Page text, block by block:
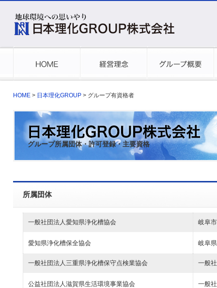
HOME > 日本理化GROUP > グループ有資格者
グループ所属団体・許可登録・主要資格
所属団体
一般社団法人愛知県浄化槽協会
愛知県浄化槽保全協会
岐阜
岐阜
一般社団法人三重県浄化槽保守点検業協会
公益社団法人滋賀県生活環境事業協会
一般
一般